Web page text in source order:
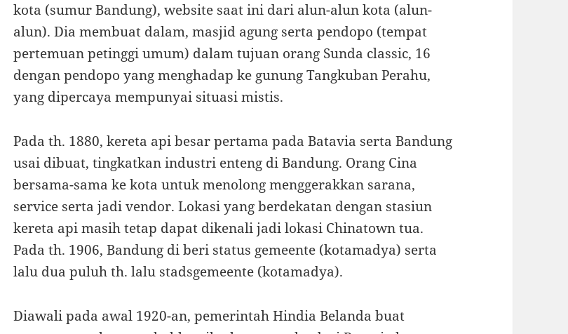
kota (sumur Bandung), website saat ini dari alun-alun kota (alun-
alun). Dia membuat dalam, masjid agung serta pendopo (tempat
pertemuan petinggi umum) dalam tujuan orang Sunda classic, 16
dengan pendopo yang menghadap ke gunung Tangkuban Perahu,
yang dipercaya mempunyai situasi mistis.
Pada th. 1880, kereta api besar pertama pada Batavia serta Bandung
usai dibuat, tingkatkan industri enteng di Bandung. Orang Cina
bersama-sama ke kota untuk menolong menggerakkan sarana,
service serta jadi vendor. Lokasi yang berdekatan dengan stasiun
kereta api masih tetap dapat dikenali jadi lokasi Chinatown tua.
Pada th. 1906, Bandung di beri status gemeente (kotamadya) serta
lalu dua puluh th. lalu stadsgemeente (kotamadya).
Diawali pada awal 1920-an, pemerintah Hindia Belanda buat